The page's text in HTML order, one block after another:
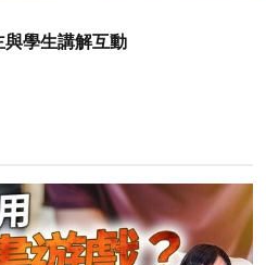
學生講解互動